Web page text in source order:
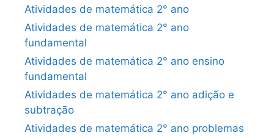
Atividades de matemática 2° ano
Atividades de matemática 2° ano
fundamental
Atividades de matemática 2° ano ensino
fundamental
Atividades de matemática 2° ano adição e
subtração
Atividades de matemática 2° ano problemas